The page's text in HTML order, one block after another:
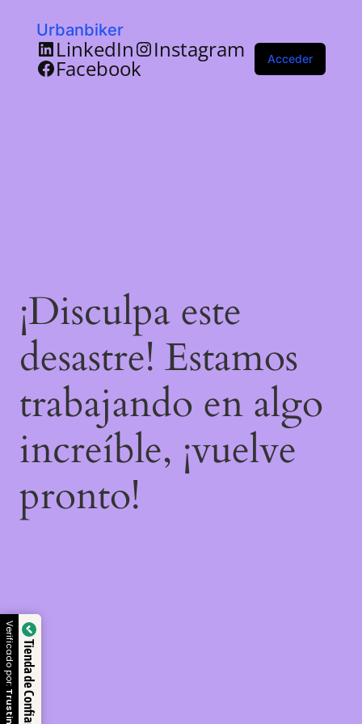
Urbanbiker
LinkedIn Instagram
Facebook Acceder
¡Disculpa este
desastre! Estamos
trabajando en algo
increíble, ¡vuelve
pronto!
Tienda de Confianza
Verificado por: